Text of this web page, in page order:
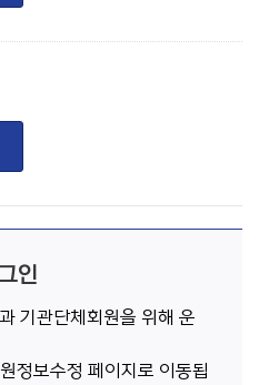
인
기관단체회원을 위해 운
정보수정 페이지로 이동됩